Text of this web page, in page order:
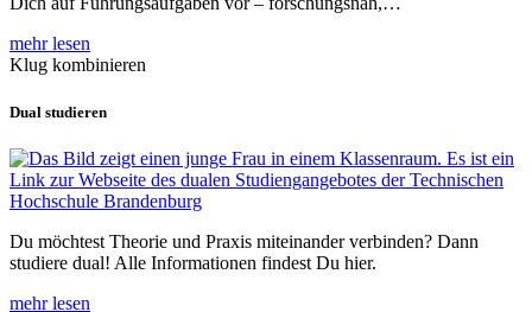
mehr lesen
Klug kombinieren
Dual studieren
Du möchtest Theorie und Praxis miteinander verbinden? Dann
studiere dual! Alle Informationen findest Du hier.
mehr lesen